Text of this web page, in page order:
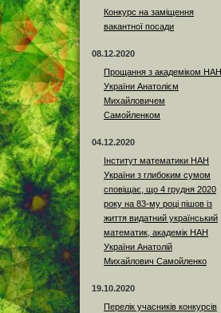
Конкурс на заміщення
вакантної посади
08.12.2020
Прощання з академіком НАН
України Анатолієм
Михайловичем
Самойленком
04.12.2020
Інститут математики НАН
України з глибоким сумом
сповіщає, що 4 грудня 2020
року на 83-му році пішов із
життя видатний український
математик, академік НАН
України Анатолій
Михайлович Самойленко
19.10.2020
Перелік учасників конкурсів